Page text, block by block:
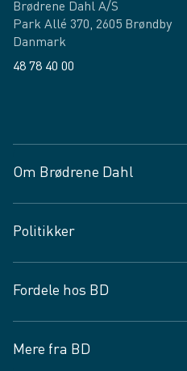
Brødrene Dahl A/S
Park Allé 370, 2605 Brøndby
Danmark
48 78 40 00
Om Brødrene Dahl
Vagttelefon 30 10 89 89
Spørgsmål og svar
Job og karriere
Fødevarekontrolrapport
Politikker
Privatlivspolitik
Cookies
Vilkår og betingelser
Fordele hos BD
BD app
Mere fra BD